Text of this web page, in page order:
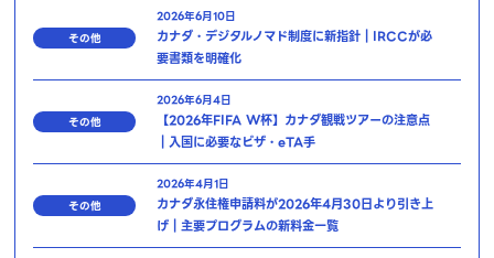
その他
2026年6月10日
カナダ・デジタルノマド制度に新指針｜IRCCが必
要書類を明確化
その他
2026年6月4日
【2026年FIFA W杯】カナダ観戦ツアーの注意点
｜入国に必要なビザ・eTA手
その他
2026年4月1日
カナダ永住権申請料が2026年4月30日より引き上
げ｜主要プログラムの新料金一覧